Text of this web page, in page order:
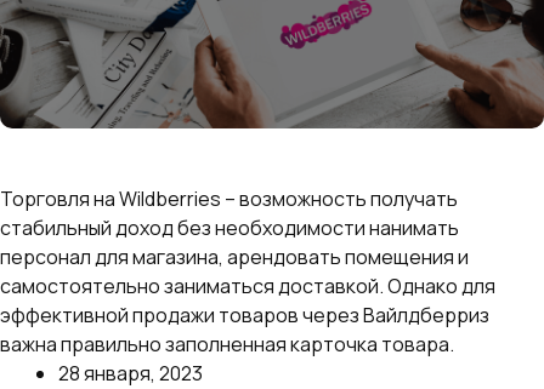
Торговля на Wildberries – возможность получать
стабильный доход без необходимости нанимать
персонал для магазина, арендовать помещения и
самостоятельно заниматься доставкой. Однако для
эффективной продажи товаров через Вайлдберриз
важна правильно заполненная карточка товара.
28 января, 2023